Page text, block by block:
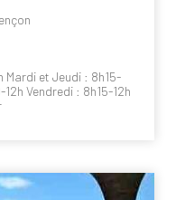
Mardi et Jeudi : 8h15-
Vendredi : 8h15-12h